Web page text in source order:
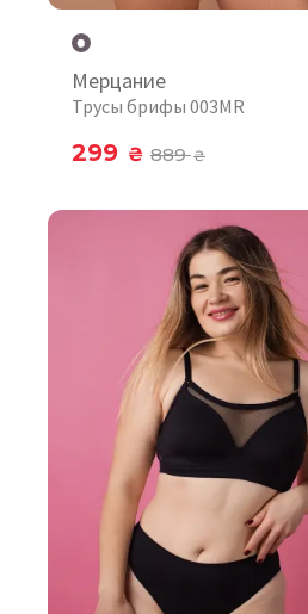
Мерцание
Трусы брифы 003MR
299 ₴ 889₴